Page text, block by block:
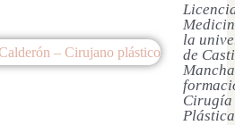
la
de
Cirugía